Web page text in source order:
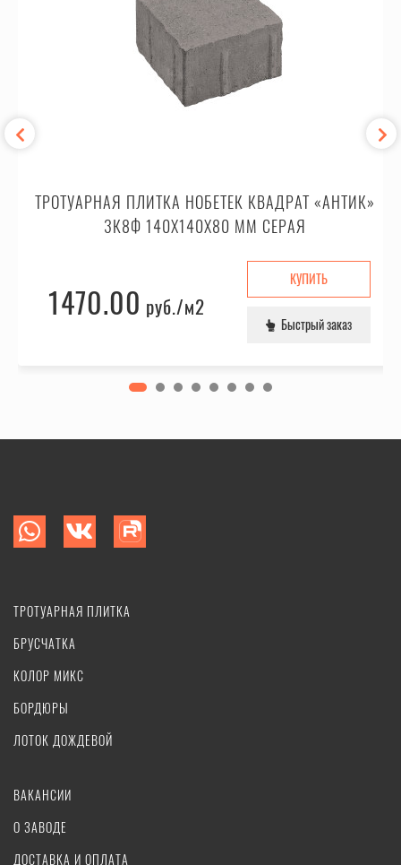
ТРОТУАРНАЯ ПЛИТКА НОБЕТЕК КВАДРАТ «АНТИК»
3К8Ф 140X140X80 ММ СЕРАЯ
1470.00 руб./м2
КУПИТЬ
Быстрый заказ
ТРОТУАРНАЯ ПЛИТКА
БРУСЧАТКА
КОЛОР МИКС
БОРДЮРЫ
ЛОТОК ДОЖДЕВОЙ
ВАКАНСИИ
О ЗАВОДЕ
ДОСТАВКА И ОПЛАТА